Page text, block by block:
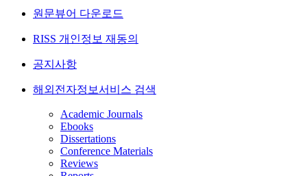
원문뷰어 다운로드
RISS 개인정보 재동의
공지사항
해외전자정보서비스 검색
Academic Journals
Ebooks
Dissertations
Conference Materials
Reviews